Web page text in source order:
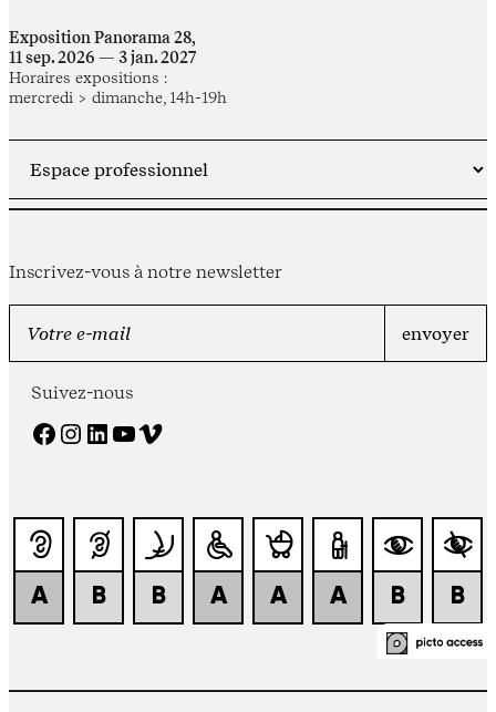
Exposition Panorama 28,
11 sep. 2026 — 3 jan. 2027
Horaires expositions :
mercredi > dimanche, 14h-19h
Inscrivez-vous à notre newsletter
Suivez-nous
Facebook Instagram LinkedIn YouTube Vimeo